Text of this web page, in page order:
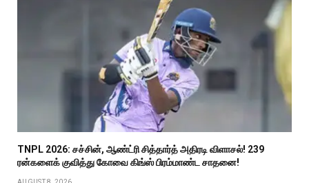
TNPL 2026: சச்சின், ஆண்ட்ரி சித்தார்த் அதிரடி விளாசல்! 239
ரன்களைக் குவித்து கோவை கிங்ஸ் பிரம்மாண்ட சாதனை!